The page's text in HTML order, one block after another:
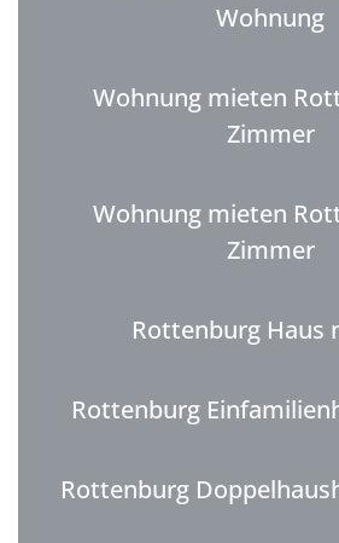
Wohnung
Wohnung mieten
Zimmer
Wohnung mieten
Zimmer
Rottenburg Haus
Rottenburg
Rottenburg